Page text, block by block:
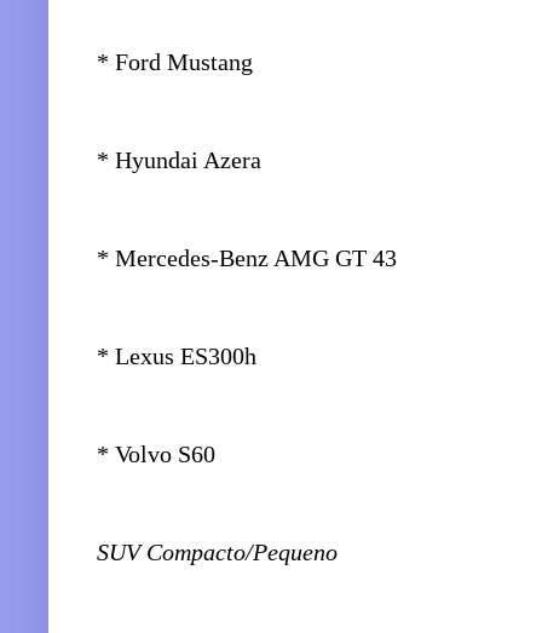
* Ford Mustang
* Hyundai Azera
* Mercedes-Benz AMG GT 43
* Lexus ES300h
* Volvo S60
SUV Compacto/Pequeno